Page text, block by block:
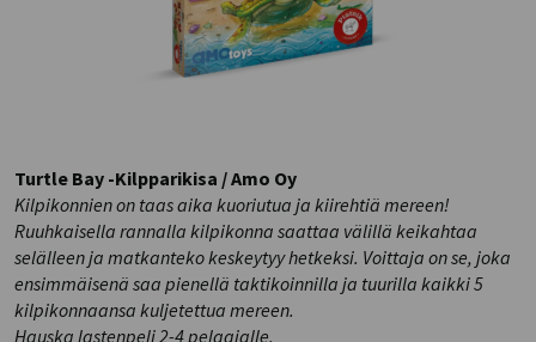
Turtle Bay -Kilpparikisa / Amo Oy
Kilpikonnien on taas aika kuoriutua ja kiirehtiä mereen!
Ruuhkaisella rannalla kilpikonna saattaa välillä keikahtaa
selälleen ja matkanteko keskeytyy hetkeksi. Voittaja on se, joka
ensimmäisenä saa pienellä taktikoinnilla ja tuurilla kaikki 5
kilpikonnaansa kuljetettua mereen.
Hauska lastenpeli 2-4 pelaajalle.